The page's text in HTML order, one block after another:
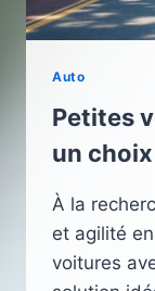
Auto
Petites
un
À la
et agilité
voitures